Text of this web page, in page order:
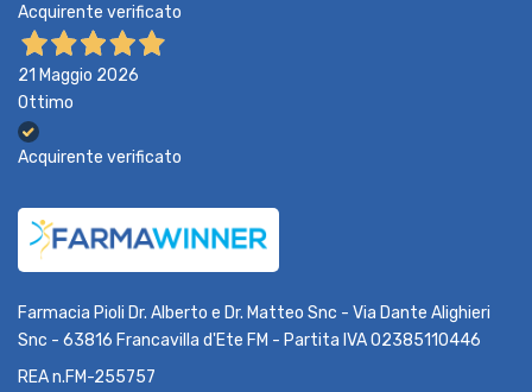
Acquirente verificato
21 Maggio 2026
Ottimo
Acquirente verificato
Farmacia Pioli Dr. Alberto e Dr. Matteo Snc - Via Dante Alighieri
Snc - 63816 Francavilla d'Ete FM - Partita IVA 02385110446
REA n.FM-255757